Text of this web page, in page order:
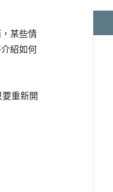
某些情
紹如何
重新開